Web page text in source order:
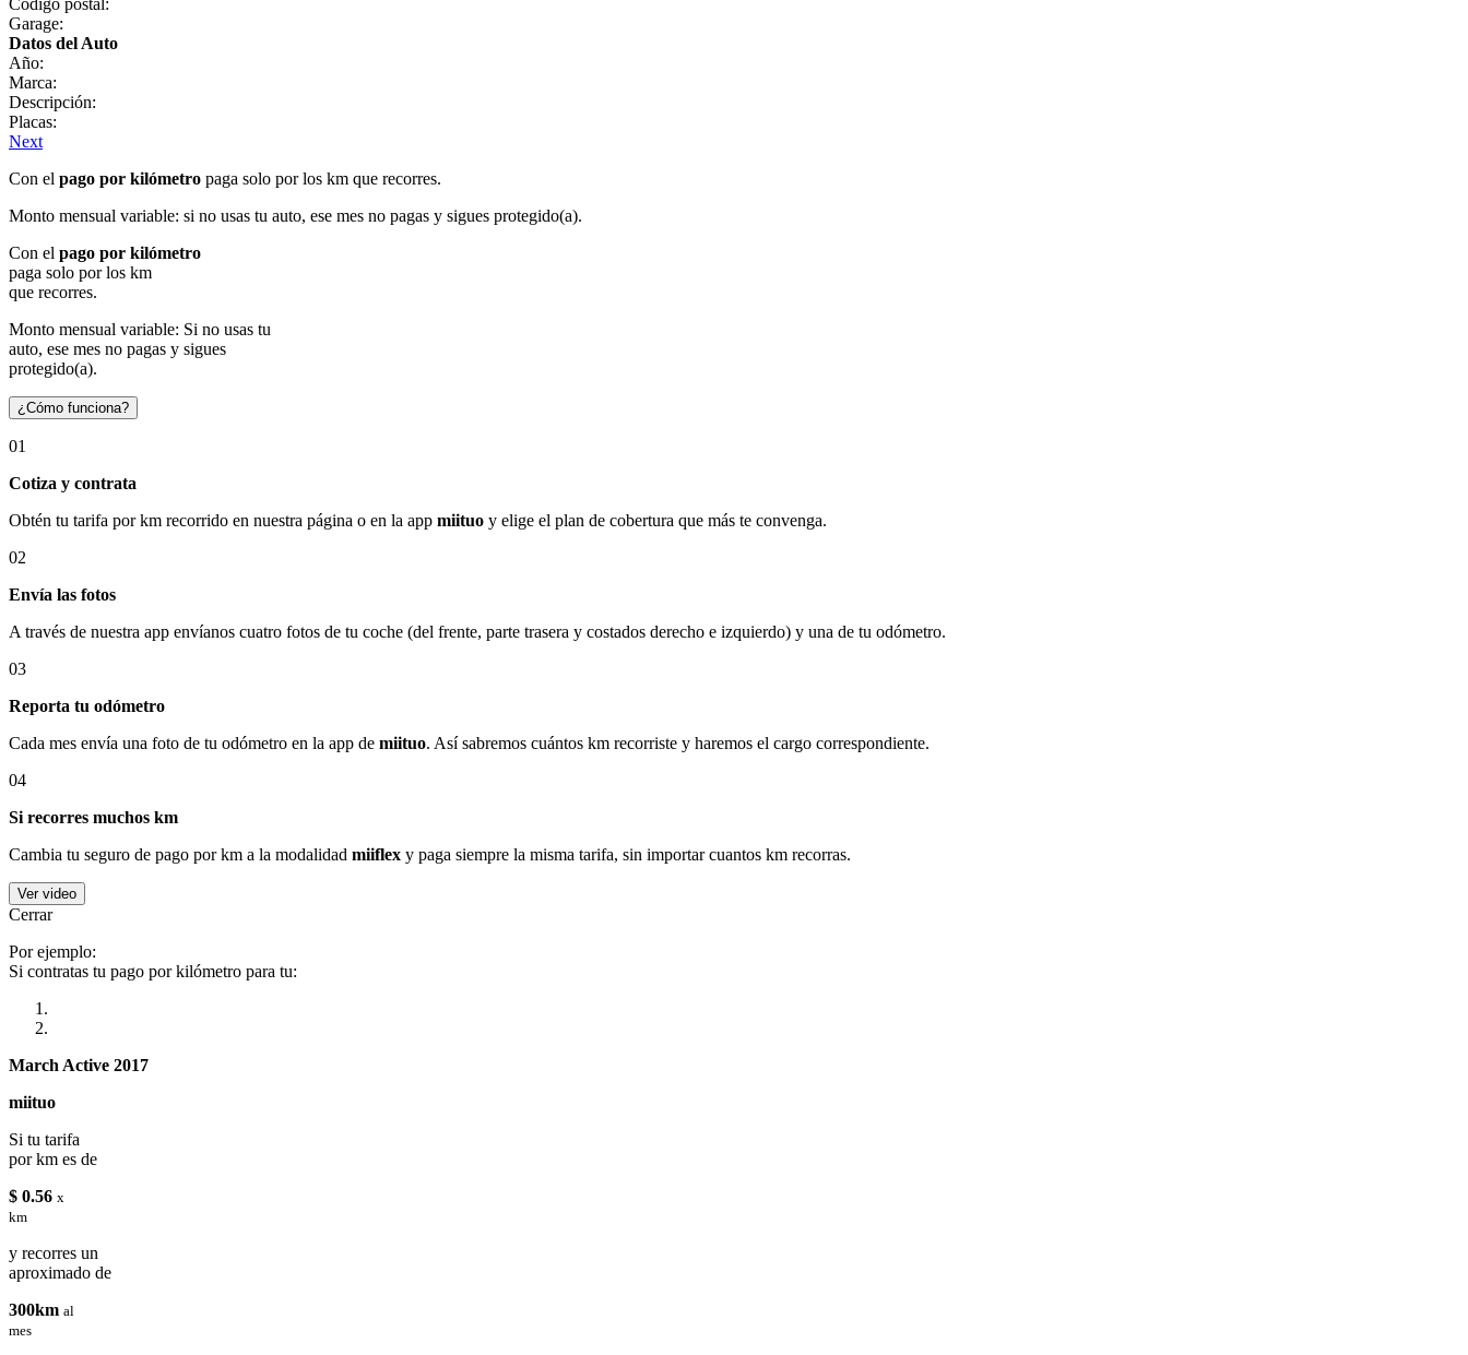
Garage:
Datos del Auto
Año:
Marca:
Descripción:
Placas:
Next
Con el pago por kilómetro paga solo por los km que recorres.
Monto mensual variable: si no usas tu auto, ese mes no pagas y sigues protegido(a).
Con el pago por kilómetro
paga solo por los km
que recorres.
Monto mensual variable: Si no usas tu
auto, ese mes no pagas y sigues
protegido(a).
¿Cómo funciona?
01
Cotiza y contrata
Obtén tu tarifa por km recorrido en nuestra página o en la app miituo y elige el plan de cobertura que más te convenga.
02
Envía las fotos
A través de nuestra app envíanos cuatro fotos de tu coche (del frente, parte trasera y costados derecho e izquierdo) y una de tu odómetro.
03
Reporta tu odómetro
Cada mes envía una foto de tu odómetro en la app de miituo. Así sabremos cuántos km recorriste y haremos el cargo correspondiente.
04
Si recorres muchos km
Cambia tu seguro de pago por km a la modalidad miiflex y paga siempre la misma tarifa, sin importar cuantos km recorras.
Ver video
Cerrar
Por ejemplo:
Si contratas tu pago por kilómetro para tu:
March Active 2017
miituo
Si tu tarifa
por km es de
$ 0.56 x
km
y recorres un
aproximado de
300km al
mes